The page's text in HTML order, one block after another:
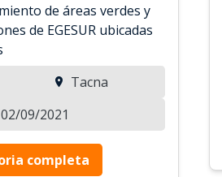
de áreas verdes y
de EGESUR ubicadas
Tacna
09/2021
completa